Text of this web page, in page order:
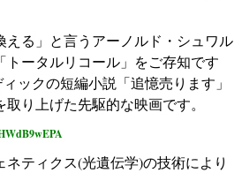
える」と言うアーノルド・シュワル
トータルリコール」をご存知です
ィックの短編小説「追憶売ります」
り上げた先駆的な映画です。
ネティクス(光遺伝学)の技術により